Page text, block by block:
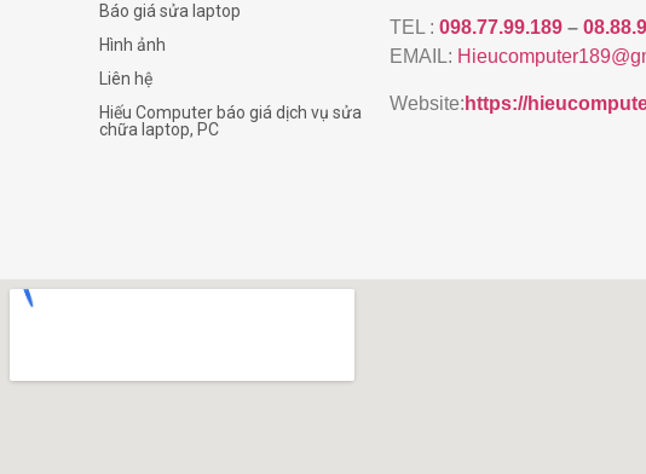
Báo giá sửa laptop
Hình ảnh
Liên hệ
Hiếu Computer báo giá dịch vụ sửa
chữa laptop, PC
TEL : 098.77.99.189 –
EMAIL:
Website: https://